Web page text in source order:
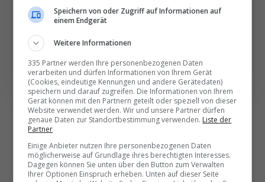
weniger. Bei Travel­news haben Sie die Wahl.
NEWSLETTER ENTDECKEN
Speichern von oder Zugriff auf Informationen auf
einem Endgerät
Weitere Informationen
335 Partner werden Ihre personenbezogenen Daten
verarbeiten und dürfen Informationen von Ihrem Gerät
(Cookies, eindeutige Kennungen und andere Gerätedaten)
speichern und darauf zugreifen. Die Informationen von Ihrem
Gerät können mit den Partnern geteilt oder speziell von dieser
Website verwendet werden. Wir und unsere Partner dürfen
genaue Daten zur Standortbestimmung verwenden. Liste der
Partner
Einige Anbieter nutzen Ihre personenbezogenen Daten
möglicherweise auf Grundlage ihres berechtigten Interesses.
Dagegen können Sie unten über den Button zum Verwalten
Ihrer Optionen Einspruch erheben. Unten auf dieser Seite